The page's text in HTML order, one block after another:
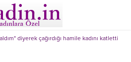
diyerek çağırdığı hamile kadını katletti